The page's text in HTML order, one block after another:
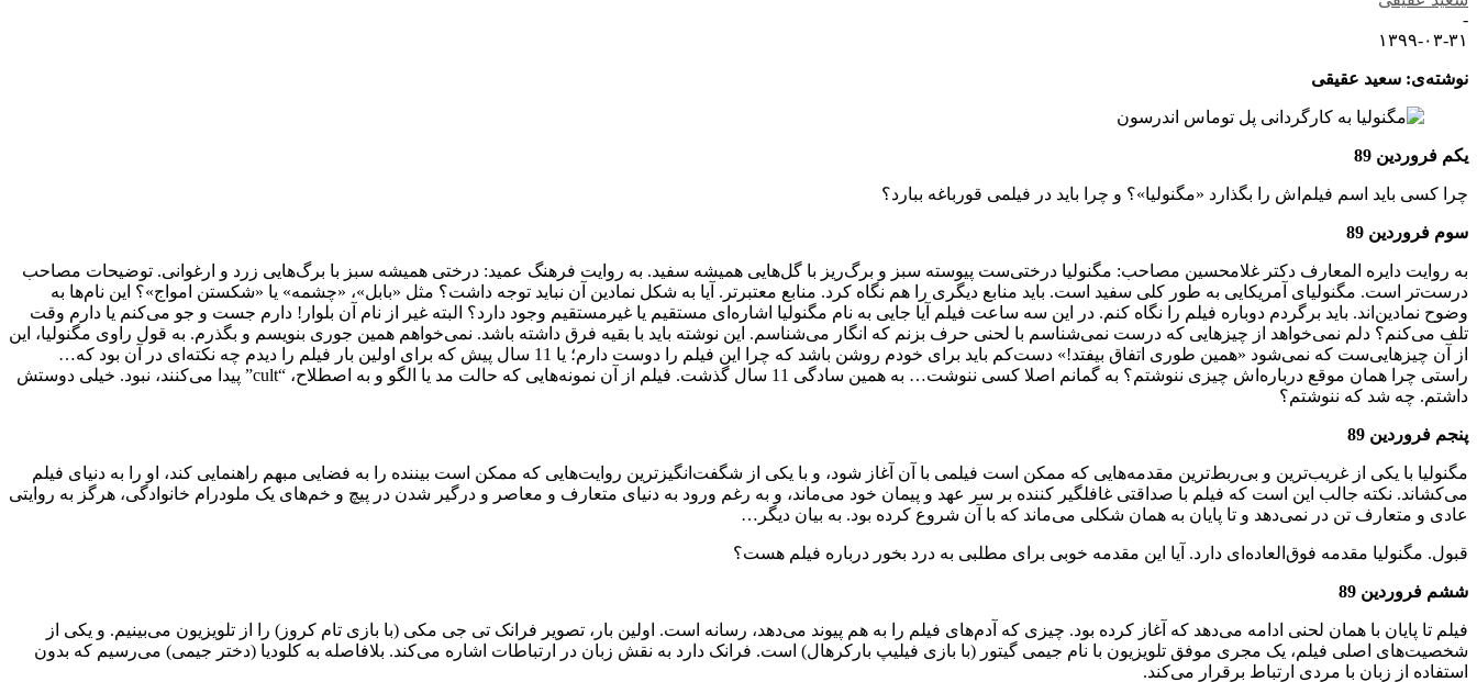
-
۱۳۹۹-۰۳-۳۱
نوشته‌ی: سعید عقیقی
یکم فروردین 89
چرا کسی باید اسم فیلم‌اش را بگذارد «مگنولیا»؟ و چرا باید در فیلمی قورباغه ببارد؟
سوم فروردین 89
به روایت دایره المعارف دکتر غلامحسین مصاحب: مگنولیا درختی‌ست پیوسته سبز و برگ‌ریز با گل‌هایی همیشه سفید. به روایت فرهنگ عمید: درختی همیشه سبز با برگ‌هایی زرد و ارغوانی. توضیحات مصاحب
درست‌تر است. مگنولیای آمریکایی به طور کلی سفید است. باید منابع دیگری را هم نگاه کرد. منابع معتبرتر. آیا به شکل نمادین آن نباید توجه داشت؟ مثل «بابل»، «چشمه» یا «شکستن امواج»؟ این نام‌ها به
وضوح نمادین‌اند. باید برگردم دوباره فیلم را نگاه کنم. در این سه ساعت فیلم آیا جایی به نام مگنولیا اشاره‌ای مستقیم یا غیرمستقیم وجود دارد؟ البته غیر از نام آن بلوار! دارم جست و جو می‌کنم یا دارم وقت
تلف می‌کنم؟ دلم نمی‌خواهد از چیزهایی که درست نمی‌شناسم با لحنی حرف بزنم که انگار می‌شناسم. این نوشته باید با بقیه فرق داشته باشد. نمی‌خواهم همین جوری بنویسم و بگذرم. به قول راوی مگنولیا، این
از آن چیزهایی‌ست که نمی‌شود «همین طوری اتفاق بیفتد!» دست‌کم باید برای خودم روشن باشد که چرا این فیلم را دوست دارم؛ یا 11 سال پیش که برای اولین بار فیلم را دیدم چه نکته‌ای در آن بود که…
راستی چرا همان موقع درباره‌اش چیزی ننوشتم؟ به گمانم اصلا کسی ننوشت… به همین سادگی 11 سال گذشت. فیلم از آن نمونه‌هایی که حالت مد یا الگو و به اصطلاح، “cult” پیدا می‌کنند، نبود. خیلی دوستش
داشتم. چه شد که ننوشتم؟
پنجم فروردین 89
مگنولیا با یکی از غریب‌ترین و بی‌ربط‌ترین مقدمه‌هایی که ممکن است فیلمی با آن آغاز شود، و با یکی از شگفت‌انگیز‌ترین روایت‌هایی که ممکن است بیننده را به فضایی مبهم راهنمایی کند، او را به دنیای فیلم
می‌کشاند. نکته جالب این است که فیلم با صداقتی غافلگیر کننده بر سر عهد و پیمان خود می‌ماند، و به رغم ورود به دنیای متعارف و معاصر و درگیر شدن در پیچ و خم‌های یک ملودرام خانوادگی، هرگز به روایتی
عادی و متعارف تن در نمی‌دهد و تا پایان به همان شکلی می‌ماند که با آن شروع کرده بود. به بیان دیگر…
قبول. مگنولیا مقدمه فوق‌العاده‌ای دارد. آیا این مقدمه خوبی برای مطلبی به درد بخور درباره فیلم هست؟
ششم فروردین 89
فیلم تا پایان با همان لحنی ادامه می‌دهد که آغاز کرده بود. چیزی که آدم‌های فیلم را به هم پیوند می‌دهد، رسانه است. اولین بار، تصویر فرانک تی جی مکی (با بازی تام کروز) را از تلویزیون می‌بینیم. و یکی از
شخصیت‌های اصلی فیلم، یک مجری موفق تلویزیون با نام جیمی گیتور (با بازی فیلیپ بارکرهال) است. فرانک دارد به نقش زبان در ارتباطات اشاره می‌کند. بلافاصله به کلودیا (دختر جیمی) می‌رسیم که بدون
استفاده از زبان با مردی ارتباط برقرار می‌کند.